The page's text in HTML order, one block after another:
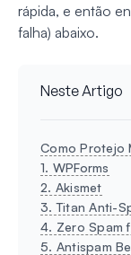
rápida, e então
falha) abaixo.
Neste Artigo
Como Protejo
1. WPForms
2. Akismet
3. Titan Anti-
4. Zero Spam
5. Antispam